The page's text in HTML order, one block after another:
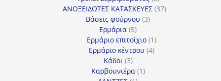
προϊόντα
ΑΝΟΞΕΙΔΩΤΕΣ ΚΑΤΑΣΚΕΥΕΣ 3737
Βάσεις φούρνου 33
Ερμάρια 55
προϊόντα
Ερμάριο επιτοίχιο 11
προϊόν
Ερμάριο κέντρου 44
Κάδοι 33
προϊόντα
Καρβουνιέρα 11